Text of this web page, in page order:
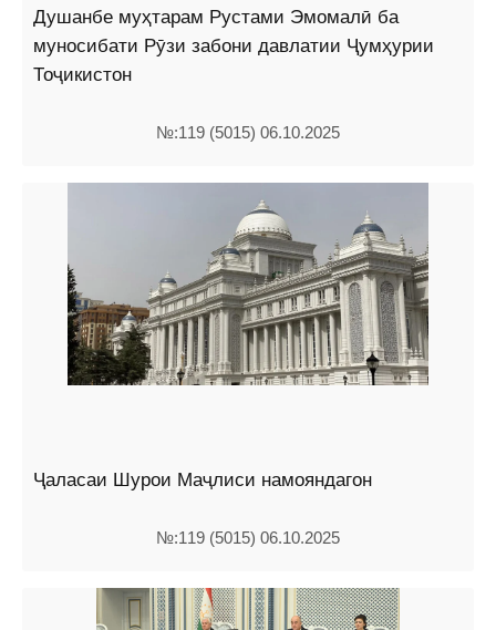
Душанбе муҳтарам Рустами Эмомалӣ ба
муносибати Рӯзи забони давлатии Ҷумҳурии
Тоҷикистон
№:119 (5015) 06.10.2025
Ҷаласаи Шурои Маҷлиси намояндагон
№:119 (5015) 06.10.2025